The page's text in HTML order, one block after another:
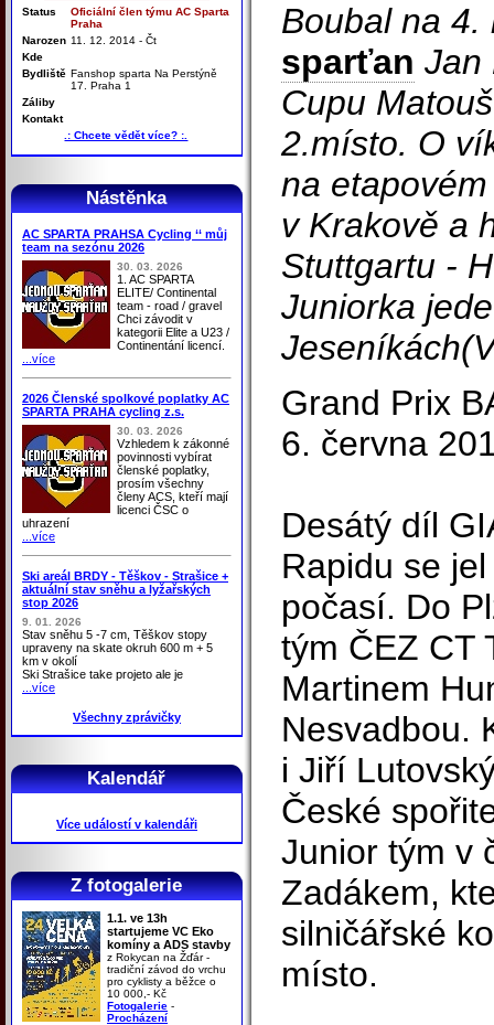
Status
Oficiální člen týmu AC Sparta
Praha
Narozen 11. 12. 2014 - Čt
Kde
Bydliště Fanshop sparta Na Perstýně
17. Praha 1
Záliby
Kontakt
.: Chcete vědět více? :.
Nástěnka
AC SPARTA PRAHSA Cycling ‘‘ můj
team na sezónu 2026
30. 03. 2026
1. AC SPARTA
ELITE/ Continental
team - road / gravel
Chci závodit v
kategorii Elite a U23 /
Continentání licencí.
...více
2026 Členské spolkové poplatky AC
SPARTA PRAHA cycling z.s.
30. 03. 2026
Vzhledem k zákonné
povinnosti vybírat
členské poplatky,
prosím všechny
členy ACS, kteří mají
licenci ČSC o
uhrazení
...více
Ski areál BRDY - Těškov - Strašice +
aktuální stav sněhu a lyžařských
stop 2026
9. 01. 2026
Stav sněhu 5 -7 cm, Těškov stopy
upraveny na skate okruh 600 m + 5
km v okolí
Ski Strašice take projeto ale je
...více
Všechny zprávičky
Kalendář
Více událostí v kalendáři
Z fotogalerie
1.1. ve 13h
startujeme VC Eko
komíny a ADS stavby
z Rokycan na Žďár -
tradiční závod do vrchu
pro cyklisty a běžce o
10 000,- Kč
Fotogalerie -
Procházení
Boubal na
sparťan Jan
Cupu
2.místo. O
na
v Krakově a
Stuttgartu -
Juniorka
Grand Prix
6. června
Desátý díl
Rapidu se
počasí. Do
tým ČEZ CT
Martinem
Nesvadbou.
i Jiří
České
Junior tým v
Zadákem,
silničářské
místo.